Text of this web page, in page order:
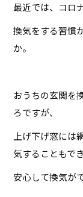
最近では、コロ
換気をする習慣
か。
おうちの玄関を
ろですが、
上げ下げ窓には
気することもで
安心して換気が